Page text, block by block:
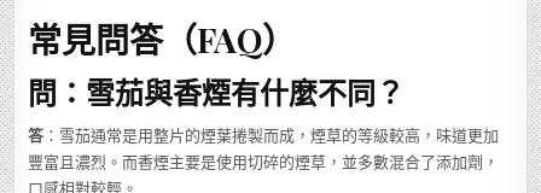
常見問答（FAQ）
問：雪茄與香煙有什麼不同？
答 ：雪茄通常是用整片的煙葉捲製而成，煙草的等級較高，味道更加
豐富且濃烈。而香煙主要是使用切碎的煙草，並多數混合了添加劑，
口感相對較輕。